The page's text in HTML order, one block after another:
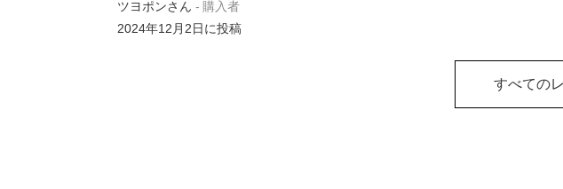
ツヨポンさん
購入者
2024年12月2日に投稿
すべての